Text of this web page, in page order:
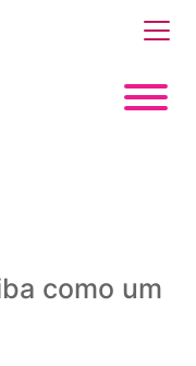
como um